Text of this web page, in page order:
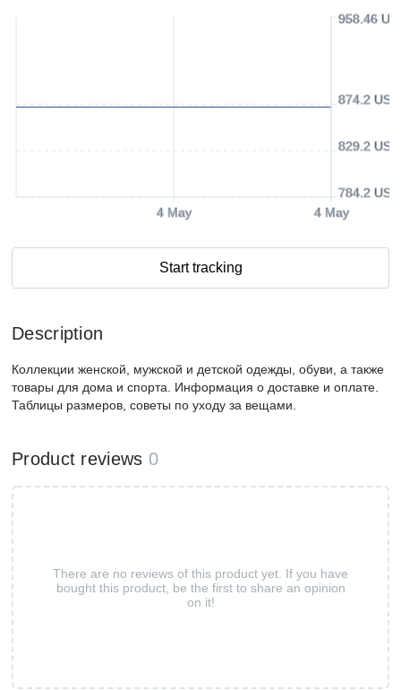
4 May 4 May
784.2 USD
829.2 USD
874.2 USD
958.46
Start tracking
Description
Коллекции женской, мужской и детской одежды, обуви, а также
товары для дома и спорта. Информация о доставке и оплате.
Таблицы размеров, советы по уходу за вещами.
Product reviews 0
There are no reviews of this product yet. If you have
bought this product, be the first to share an opinion
on it!